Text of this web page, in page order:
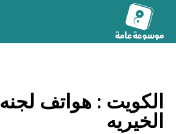
الكويت : هواتف لجنه
الخيريه